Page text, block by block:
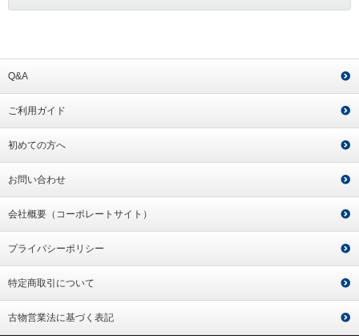
Q&A
ご利用ガイド
初めての方へ
お問い合わせ
会社概要（コーポレートサイト）
プライバシーポリシー
特定商取引について
古物営業法に基づく表記